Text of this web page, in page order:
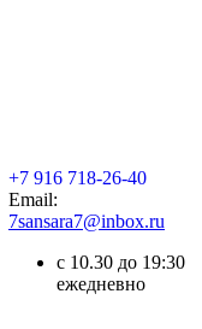
+7 916 718-26-40
Email:
7sansara7@inbox.ru
с 10.30 до 19:30
ежедневно